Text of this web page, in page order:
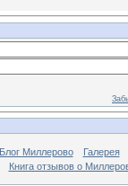
Блог Миллерово
Галерея
Книга отзывов о